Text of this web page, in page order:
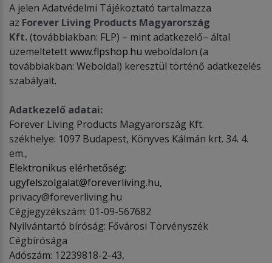
A jelen Adatvédelmi Tájékoztató tartalmazza
az Forever Living Products Magyarország
Kft.(továbbiakban: FLP) – mint adatkezelő– által
üzemeltetettwww.flpshop.hu weboldalon (a
továbbiakban: Weboldal) keresztül történő adatkezelés
szabályait.
Adatkezelő adatai:
Forever Living Products Magyarország Kft.
székhelye: 1097 Budapest, Könyves Kálmán krt. 34. 4.
em.,
Elektronikus elérhetőség:
ugyfelszolgalat@foreverliving.hu,
privacy@foreverliving.hu
Cégjegyzékszám: 01-09-567682
Nyilvántartó bíróság: Fővárosi Törvényszék
Cégbírósága
Adószám: 12239818-2-43,